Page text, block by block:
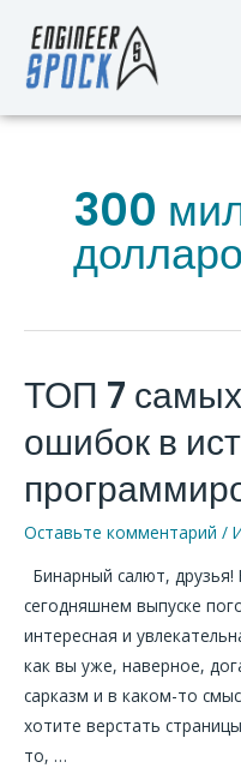
содержимому
300
ТОП 7
ошибок в
Оставьте комментарий /
Бинарный салют,
сегодняшнем выпуске
интересная и
как вы уже, наверное,
сарказм и в каком-то
хотите верстать
то, …
ТОП
самых
ошибок
в
истории